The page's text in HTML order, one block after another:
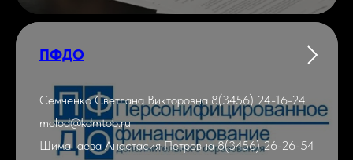
ПФДО
Семченко Светлана Викторовна 8(3456) 24-16-24
molod@kdmtob.ru
Шиманаева Анастасия Петровна 8(3456) 26-26-54